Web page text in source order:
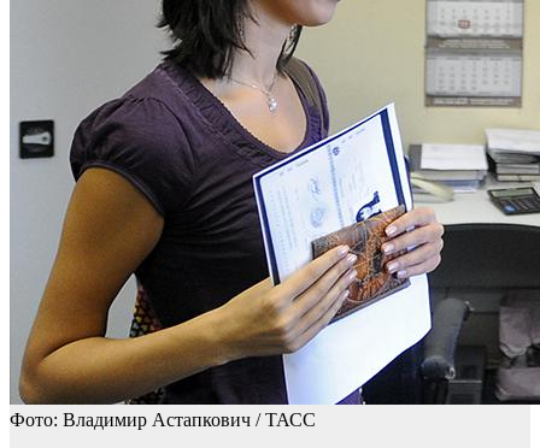
Фото: Владимир Астапкович / ТАСС